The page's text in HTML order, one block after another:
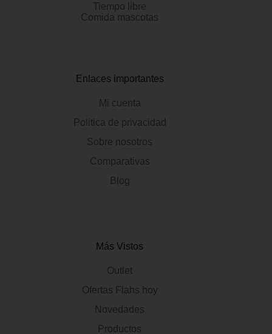
Tiempo libre
Comida mascotas
Enlaces importantes
Mi cuenta
Politica de privacidad
Sobre nosotros
Comparativas
Blog
Más Vistos
Outlet
Ofertas Flahs hoy
Novedades
Productos